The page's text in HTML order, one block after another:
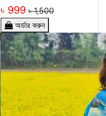
৳ 999 ৳ 1,500
অর্ডার করুন